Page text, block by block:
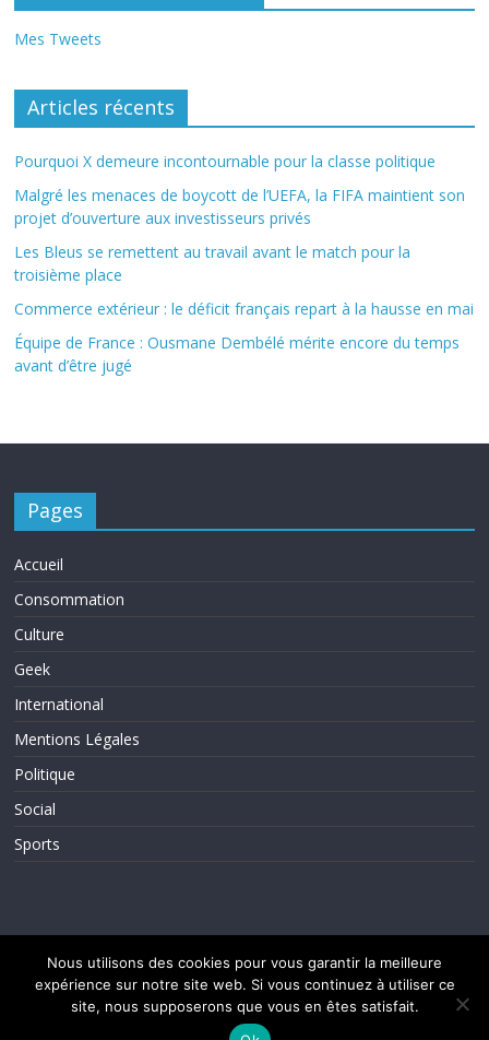
Mes Tweets
Articles récents
Pourquoi X demeure incontournable pour la classe politique
Malgré les menaces de boycott de l’UEFA, la FIFA maintient son
projet d’ouverture aux investisseurs privés
Les Bleus se remettent au travail avant le match pour la
troisième place
Commerce extérieur : le déficit français repart à la hausse en mai
Équipe de France : Ousmane Dembélé mérite encore du temps
avant d’être jugé
Pages
Accueil
Consommation
Culture
Geek
International
Mentions Légales
Politique
Social
Sports
Copyright © 2026ActuInfos . Tous droits réservés.
Theme ColorMag parThemeGrill.. Propulsé parWordPress
Nous utilisons des cookies pour vous garantir la meilleure
expérience sur notre site web. Si vous continuez à utiliser ce
site, nous supposerons que vous en êtes satisfait.